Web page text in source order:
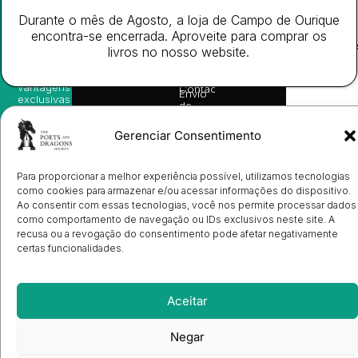
Gerenciar Consentimento
Para proporcionar a melhor experiência possível, utilizamos tecnologias
como cookies para armazenar e/ou acessar informações do dispositivo.
Ao consentir com essas tecnologias, você nos permite processar dados
como comportamento de navegação ou IDs exclusivos neste site. A
recusa ou a revogação do consentimento pode afetar negativamente
certas funcionalidades.
Aceitar
Negar
Eventos
Prémio
Ulysses
Contactos
Envio
de
Candidatura
de
de
Livrarias
Cookies
(EU)
sugestões
de
leitura,
vantagens
exclusivas
avisos
diretamente
no seu
Subscrever
os
direitos
Durante o mês de Agosto, a loja de Campo de Ourique
encontra-se encerrada. Aproveite para comprar os
livros no nosso website.